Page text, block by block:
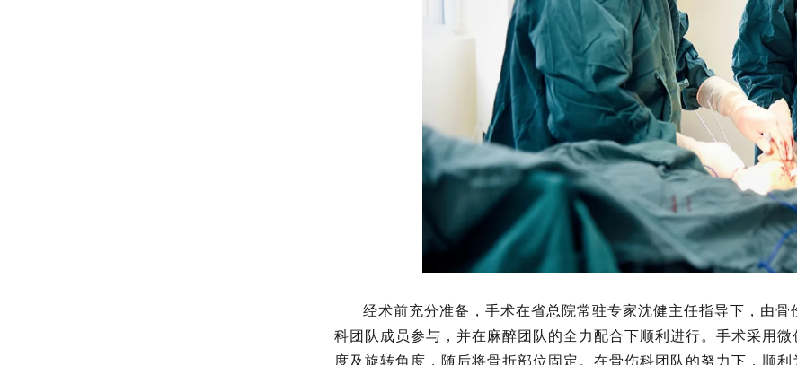
经术前充分准备，手术在省总院常驻专家沈健主任指导下，由
科团队成员参与，并在麻醉团队的全力配合下顺利进行。手术采用
度及旋转角度，随后将骨折部位固定。在骨伤科团队的努力下，顺利